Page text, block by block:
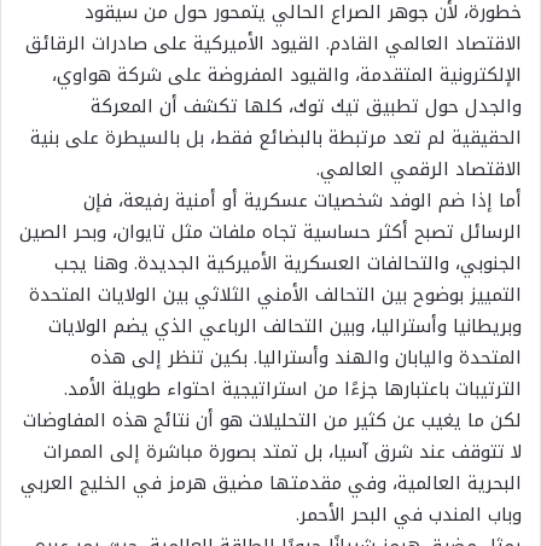
خطورة، لأن جوهر الصراع الحالي يتمحور حول من سيقود
الاقتصاد العالمي القادم. القيود الأميركية على صادرات الرقائق
الإلكترونية المتقدمة، والقيود المفروضة على شركة هواوي،
والجدل حول تطبيق تيك توك، كلها تكشف أن المعركة
الحقيقية لم تعد مرتبطة بالبضائع فقط، بل بالسيطرة على بنية
الاقتصاد الرقمي العالمي.
أما إذا ضم الوفد شخصيات عسكرية أو أمنية رفيعة، فإن
الرسائل تصبح أكثر حساسية تجاه ملفات مثل تايوان، وبحر الصين
الجنوبي، والتحالفات العسكرية الأميركية الجديدة. وهنا يجب
التمييز بوضوح بين التحالف الأمني الثلاثي بين الولايات المتحدة
وبريطانيا وأستراليا، وبين التحالف الرباعي الذي يضم الولايات
المتحدة واليابان والهند وأستراليا. بكين تنظر إلى هذه
الترتيبات باعتبارها جزءًا من استراتيجية احتواء طويلة الأمد.
لكن ما يغيب عن كثير من التحليلات هو أن نتائج هذه المفاوضات
لا تتوقف عند شرق آسيا، بل تمتد بصورة مباشرة إلى الممرات
البحرية العالمية، وفي مقدمتها مضيق هرمز في الخليج العربي
وباب المندب في البحر الأحمر.